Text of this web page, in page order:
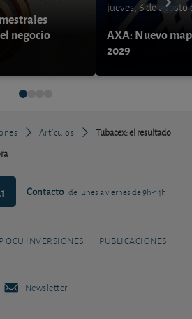
negocio
jueves, 6 de agosto
AXA: Nuevo
2029
Artículos
Tubacex: el resultado
Contacto de lunes a viernes de 9h-14h
OCU INVERSIONES PUBLICACIONES
Newsletter